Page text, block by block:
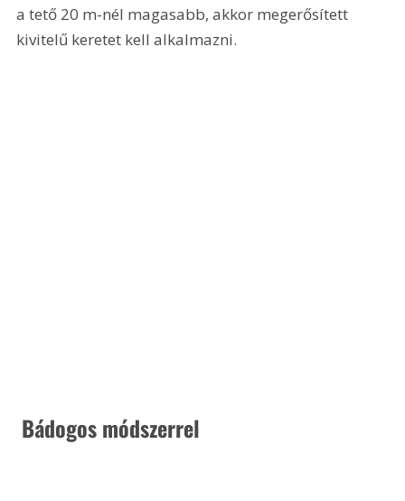
a tető 20 m-nél magasabb, akkor megerősített
kivitelű keretet kell alkalmazni.
Bádogos módszerrel